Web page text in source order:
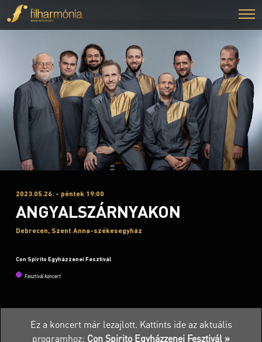
2023.05.26. - péntek 19:00
ANGYALSZÁRNYAKON
Debrecen, Szent Anna-székesegyház
Con Spirito Egyházzenei Fesztivál
Fesztivál koncert
Ez a koncert már lezajlott. Kattints ide az aktuális
programhoz: Con Spirito Egyházzenei Fesztivál »